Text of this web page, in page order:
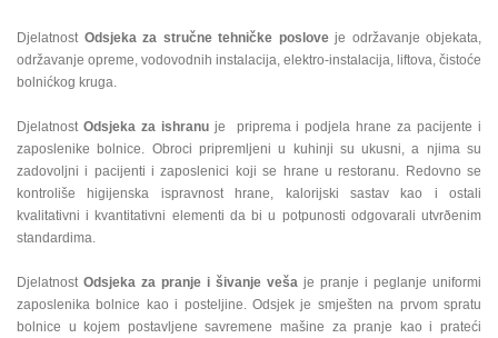
Djelatnost Odsjeka za stručne tehničke posloveje održavanje objekata,
održavanje opreme, vodovodnih instalacija, elektro-instalacija, liftova, čistoće
bolnićkog kruga.
Djelatnost Odsjeka za ishranuje priprema i podjela hrane za pacijente i
zaposlenike bolnice. Obroci pripremljeni u kuhinji su ukusni, a njima su
zadovoljni i pacijenti i zaposlenici koji se hrane u restoranu. Redovno se
kontroliše higijenska ispravnost hrane, kalorijski sastav kao i ostali
kvalitativni i kvantitativni elementi da bi u potpunosti odgovarali utvrðenim
standardima.
Djelatnost Odsjeka za pranje i šivanje veša je pranje i peglanje uniformi
zaposlenika bolnice kao i posteljine. Odsjek je smješten na prvom spratu
bolnice u kojem postavljene savremene mašine za pranje kao i prateći